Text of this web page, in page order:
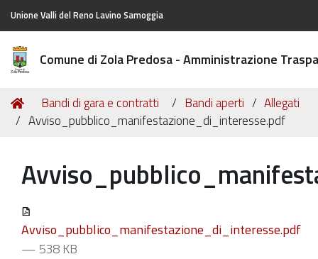
Unione Valli del Reno Lavino Samoggia
Comune di Zola Predosa - Amministrazione
Tu
sei
Home
Bandi di gara e contratti Bandi aperti
Allegati
Avviso_pubblico_manifestazione_di_interesse.pdf
Avviso_pubblico_manifestazione_di_interesse.pdf
— 538 KB